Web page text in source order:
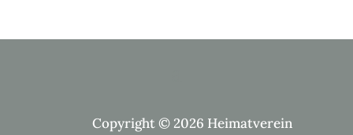
Copyright © 2026 Heimatverein